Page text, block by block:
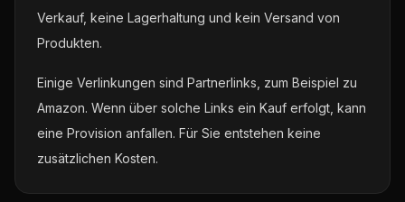
Verkauf, keine Lagerhaltung und kein Versand von
Produkten.
Einige Verlinkungen sind Partnerlinks, zum Beispiel zu
Amazon. Wenn über solche Links ein Kauf erfolgt, kann
eine Provision anfallen. Für Sie entstehen keine
zusätzlichen Kosten.